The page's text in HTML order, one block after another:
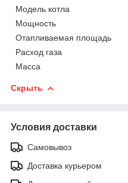
Модель котла
Мощность
Отапливаемая площадь
Расход газа
Масса
Скрыть
Условия доставки
Самовывоз
Доставка курьером